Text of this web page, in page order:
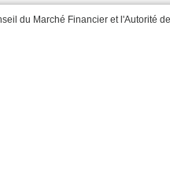
du Marché Financier et l'Autorité